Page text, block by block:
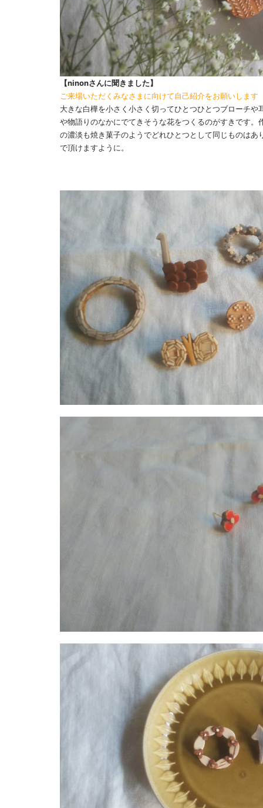
【ninonさんに聞きました】
ご来場いただくみなさまに向けて自己紹介をお願いします
大きな白樺を小さく小さく切ってひとつひとつブローチ
や物語りのなかにでてきそうな花をつくるのがすきです
の濃淡も焼き菓子のようでどれひとつとして同じものは
で頂けますように。